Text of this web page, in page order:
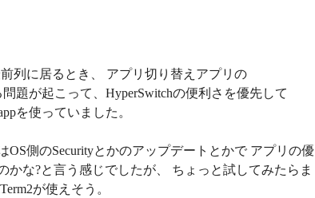
列に居るとき、 アプリ切り替えアプリの
題が起こって、HyperSwitchの便利さを優先して
を使っていました。
OS側のSecurityとかのアップデートとかで アプリの優
かな?と言う感じでしたが、 ちょっと試してみたらま
が使えそう。